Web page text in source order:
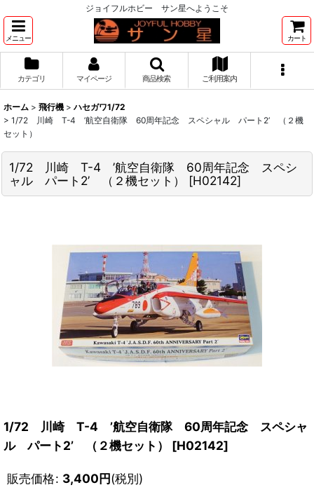
ジョイフルホビー サン星へようこそ
メニュー カート
カテゴリ マイページ 商品検索 ご利用案内
ホーム > 飛行機 > ハセガワ1/72
> 1/72 川崎 T-4 ’航空自衛隊 60周年記念 スペシャル パート2’ （２機
セット）
1/72 川崎 T-4 ’航空自衛隊 60周年記念 スペシ
ャル パート2’ （２機セット）
[H02142]
1/72 川崎 T-4 ’航空自衛隊 60周年記念 スペシャ
ル パート2’ （２機セット）
[H02142]
販売価格: 3,400円(税別)